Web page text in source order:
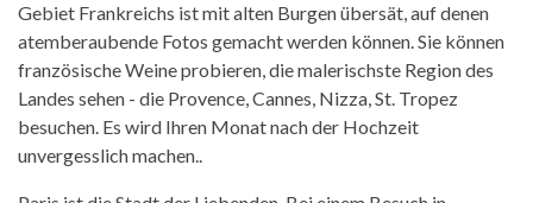
Gebiet Frankreichs ist mit alten Burgen übersät, auf denen
atemberaubende Fotos gemacht werden können. Sie können
französische Weine probieren, die malerischste Region des
Landes sehen - die Provence, Cannes, Nizza, St. Tropez
besuchen. Es wird Ihren Monat nach der Hochzeit
unvergesslich machen..